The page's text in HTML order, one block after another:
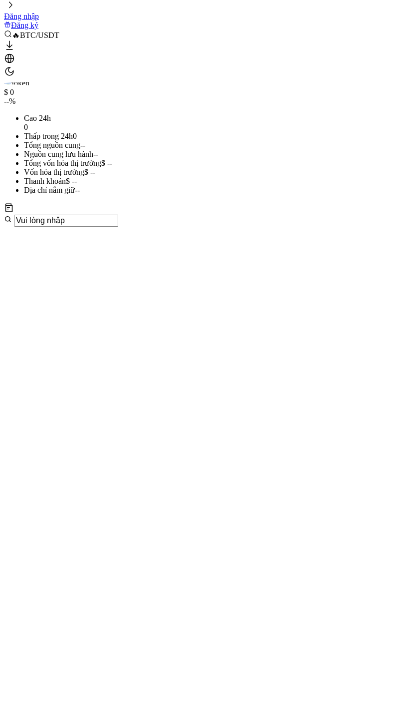
Đăng nhập
Đăng ký
🔥BTC/USDT
$ 0
--%
Cao 24h
0
Thấp trong 24h0
Tổng nguồn cung--
Nguồn cung lưu hành--
Tổng vốn hóa thị trường$ --
Vốn hóa thị trường$ --
Thanh khoản$ --
Địa chỉ nắm giữ--